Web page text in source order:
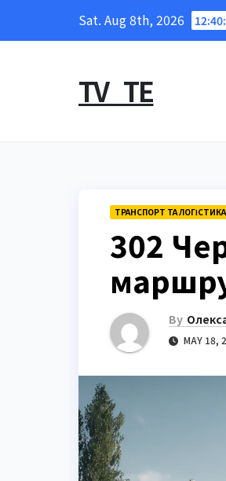
Sat. Aug 8th, 2026
TV_TE
ТРАНСПОРТ ТА ЛОГІСТИКА
302
By
MAY 18,